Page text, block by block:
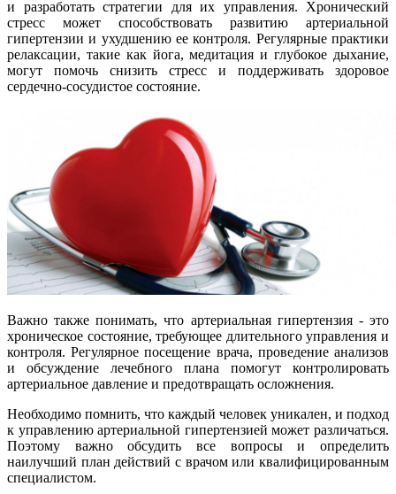
и разработать стратегии для их управления. Хронический
стресс может способствовать развитию артериальной
гипертензии и ухудшению ее контроля. Регулярные практики
релаксации, такие как йога, медитация и глубокое дыхание,
могут помочь снизить стресс и поддерживать здоровое
сердечно-сосудистое состояние.
Важно также понимать, что артериальная гипертензия - это
хроническое состояние, требующее длительного управления и
контроля. Регулярное посещение врача, проведение анализов
и обсуждение лечебного плана помогут контролировать
артериальное давление и предотвращать осложнения.
Необходимо помнить, что каждый человек уникален, и подход
к управлению артериальной гипертензией может различаться.
Поэтому важно обсудить все вопросы и определить
наилучший план действий с врачом или квалифицированным
специалистом.